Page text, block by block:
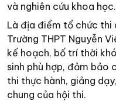
và nghiên cứu khoa học.
Là địa điểm tổ chức thi
Trường THPT Nguyễn
kế hoạch, bố trí thời
sinh phù hợp, đảm bảo
thi thực hành, giảng
chung của hội thi.